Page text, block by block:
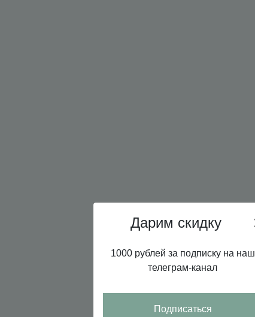
Дарим скидку
1000 рублей за подписку на наш
телеграм-канал
Подписаться